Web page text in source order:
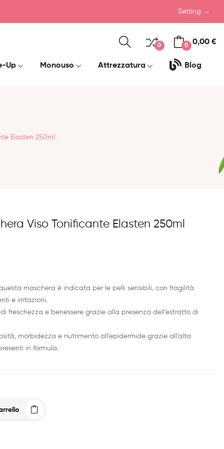
Setting
0 0,00 €
0
Up Monouso Attrezzatura Blog
Elasten 250ml
Viso Tonificante Elasten 250ml
maschera è indicata per le pelli sensibili, con fragilità
e irritazioni.
freschezza e benessere grazie alla presenza dell’estratto di
morbidezza e nutrimento all’epidermide grazie all’alta
in formula.